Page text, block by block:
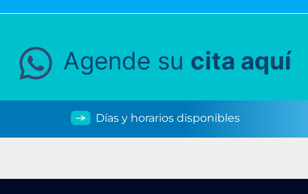
Agende su cita aquí
Días y horarios disponibles